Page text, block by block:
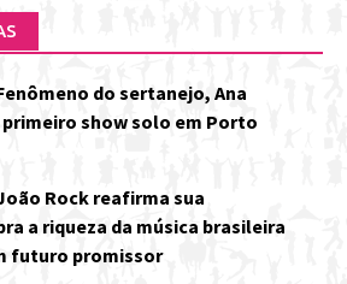
do sertanejo, Ana
show solo em Porto
Rock reafirma sua
a riqueza da música brasileira
futuro promissor